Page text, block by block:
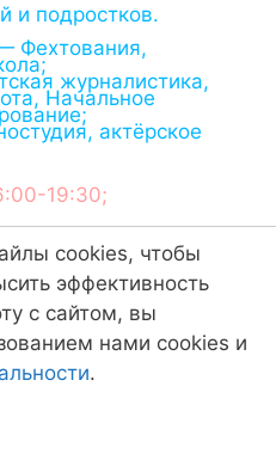
и подростков.
Фехтования,
журналистика,
Начальное
актёрское
19:30;
,620010,
,
cookies, чтобы
эффективность
с сайтом, вы
нами cookies и
.